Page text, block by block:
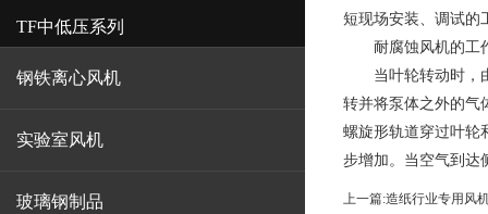
TF中低压系列
钢铁离心风机
实验室风机
玻璃钢制品
短现场安装、调试的
耐腐蚀风机的工
当叶轮转动时，由
转并将泵体之外的气
螺旋形轨道穿过叶轮
步增加。当空气到达
上一篇:造纸行业专用风